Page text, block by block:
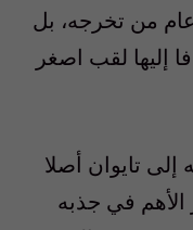
من تخرجه، بل
إليها لقب اصغر
تايوان أصلا
الأهم في جذبه